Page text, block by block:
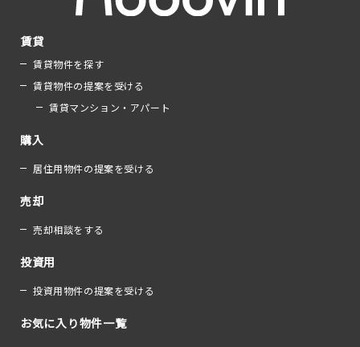
賃貸
賃貸物件を探す
賃貸物件の提案を受ける
賃貸マンション・アパート
購入
居住用物件の提案を受ける
売却
売却相談をする
投資用
投資用物件の提案を受ける
お気に入り物件一覧